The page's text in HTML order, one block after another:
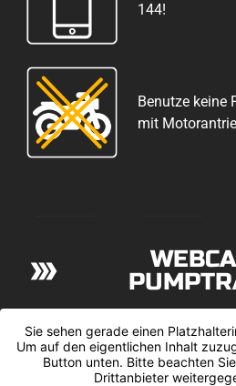
144!
Benutze keine
mit
Sie sehen gerade einen
Um auf den eigentlichen Inhalt
Button unten. Bitte beachten
Drittanbieter